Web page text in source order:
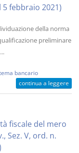
5 febbraio 2021)
della norma
preliminare
bancario
continua a leggere
fiscale del mero
Sez. V, ord. n.